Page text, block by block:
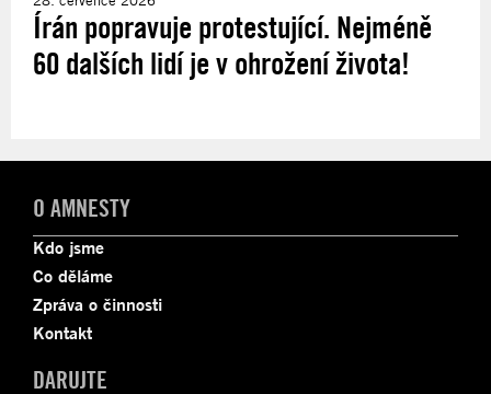
Írán popravuje protestující. Nejméně
60 dalších lidí je v ohrožení života!
O AMNESTY
Kdo jsme
Co děláme
Zpráva o činnosti
Kontakt
DARUJTE